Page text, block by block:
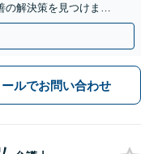
の解決策を見つけまし
ールでお問い合わせ